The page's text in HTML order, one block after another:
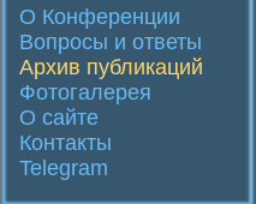
О Конференции
Вопросы и ответы
Архив публикаций
Фотогалерея
О сайте
Контакты
Telegram